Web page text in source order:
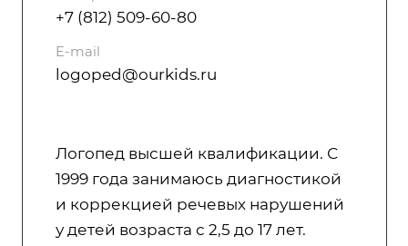
+7 (812) 509-60-80
E-mail
logoped@ourkids.ru
Логопед высшей квалификации. С
1999 года занимаюсь диагностикой
и коррекцией речевых нарушений
у детей возраста с 2,5 до 17 лет.